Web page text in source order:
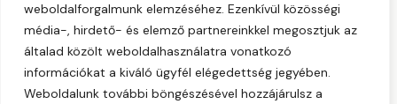
weboldalforgalmunk elemzéséhez. Ezenkívül közösségi
média-, hirdető- és elemző partnereinkkel megosztjuk az
általad közölt weboldalhasználatra vonatkozó
információkat a kiváló ügyfél elégedettség jegyében.
Weboldalunk további böngészésével hozzájárulsz a
DIRNER-
SILAND
FUTSAL
— — 3 Vereség